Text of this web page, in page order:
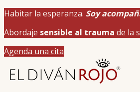
Habitar la esperanza. Soy
Abordaje sensible al trauma de la
Agenda una cita